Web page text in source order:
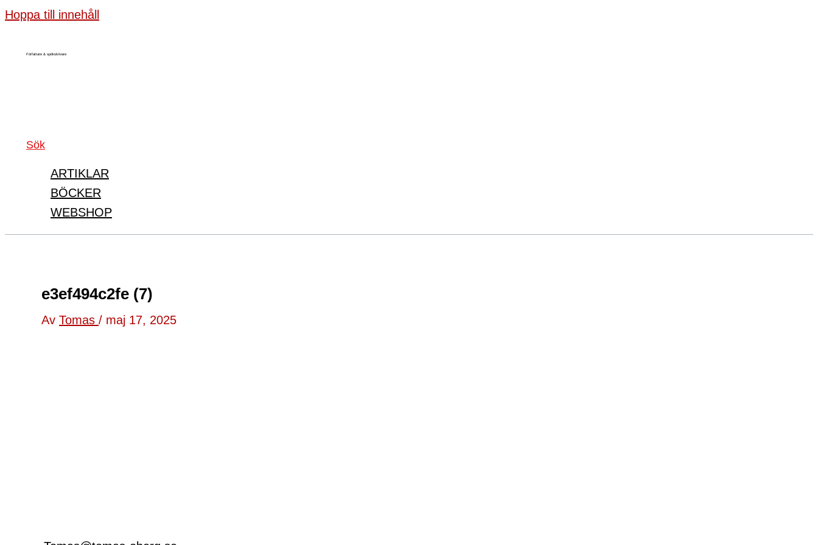
Hoppa till innehåll
Författare & spökskrivare
Sök
ARTIKLAR
BÖCKER
WEBSHOP
e3ef494c2fe (7)
Av Tomas / maj 17, 2025